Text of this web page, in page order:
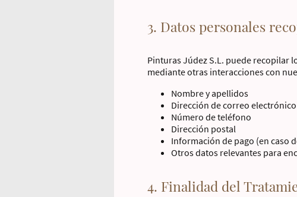
3. Datos personales
Pinturas Júdez S.L. puede recopilar
mediante otras interacciones con
Nombre y apellidos
Dirección de correo electrónico
Número de teléfono
Dirección postal
Información de pago (en caso
Otros datos relevantes para
4. Finalidad del